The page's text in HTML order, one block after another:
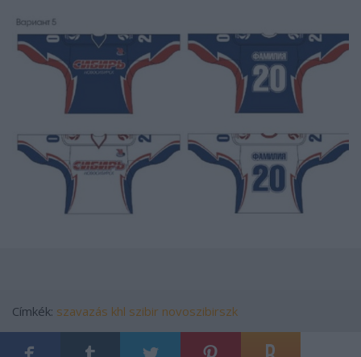
Címkék: szavazás khl szibir novoszibirszk